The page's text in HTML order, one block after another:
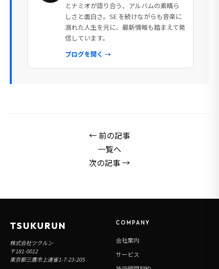
とナミオが語り合う、アルバムの素晴ら
しさと面白さ。SE を続けながらも音楽に
溺れた人生を元に、最新情報も踏まえて発
信しています。
ブログを開く →
← 前の記事
一覧へ
次の記事 →
TSUKURUN
株式会社ツクルン
〒181-0012
東京都三鷹市上連雀1-7-23-205
COMPANY
会社案内
サービス